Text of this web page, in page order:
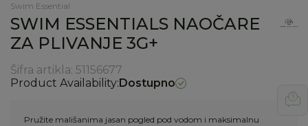
Swim Essential
SWIM ESSENTIALS NAOČARE
ZA PLIVANJE 3G+
Šifra artikla: 51156677
Product Availability:Dostupno
Pružite mališanima jasan pogled pod vodom i maksimalnu